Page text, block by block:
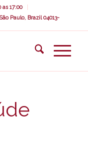
as 17:00
Paulo, Brazil 04013-